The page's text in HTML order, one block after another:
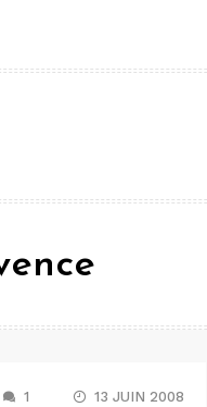
1 13 JUIN 2008